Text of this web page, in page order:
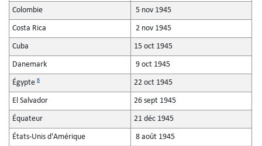
Colombie 5 nov 1945
Costa Rica 2 nov 1945
Cuba 15 oct 1945
Danemark 9 oct 1945
Égypte 6 22 oct 1945
El Salvador 26 sept 1945
Équateur 21 déc 1945
États-Unis d'Amérique 8 août 1945